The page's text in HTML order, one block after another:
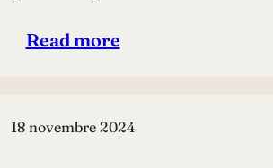
Read more
18 novembre 2024